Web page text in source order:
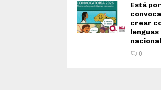
Está
crear
lenguas
0